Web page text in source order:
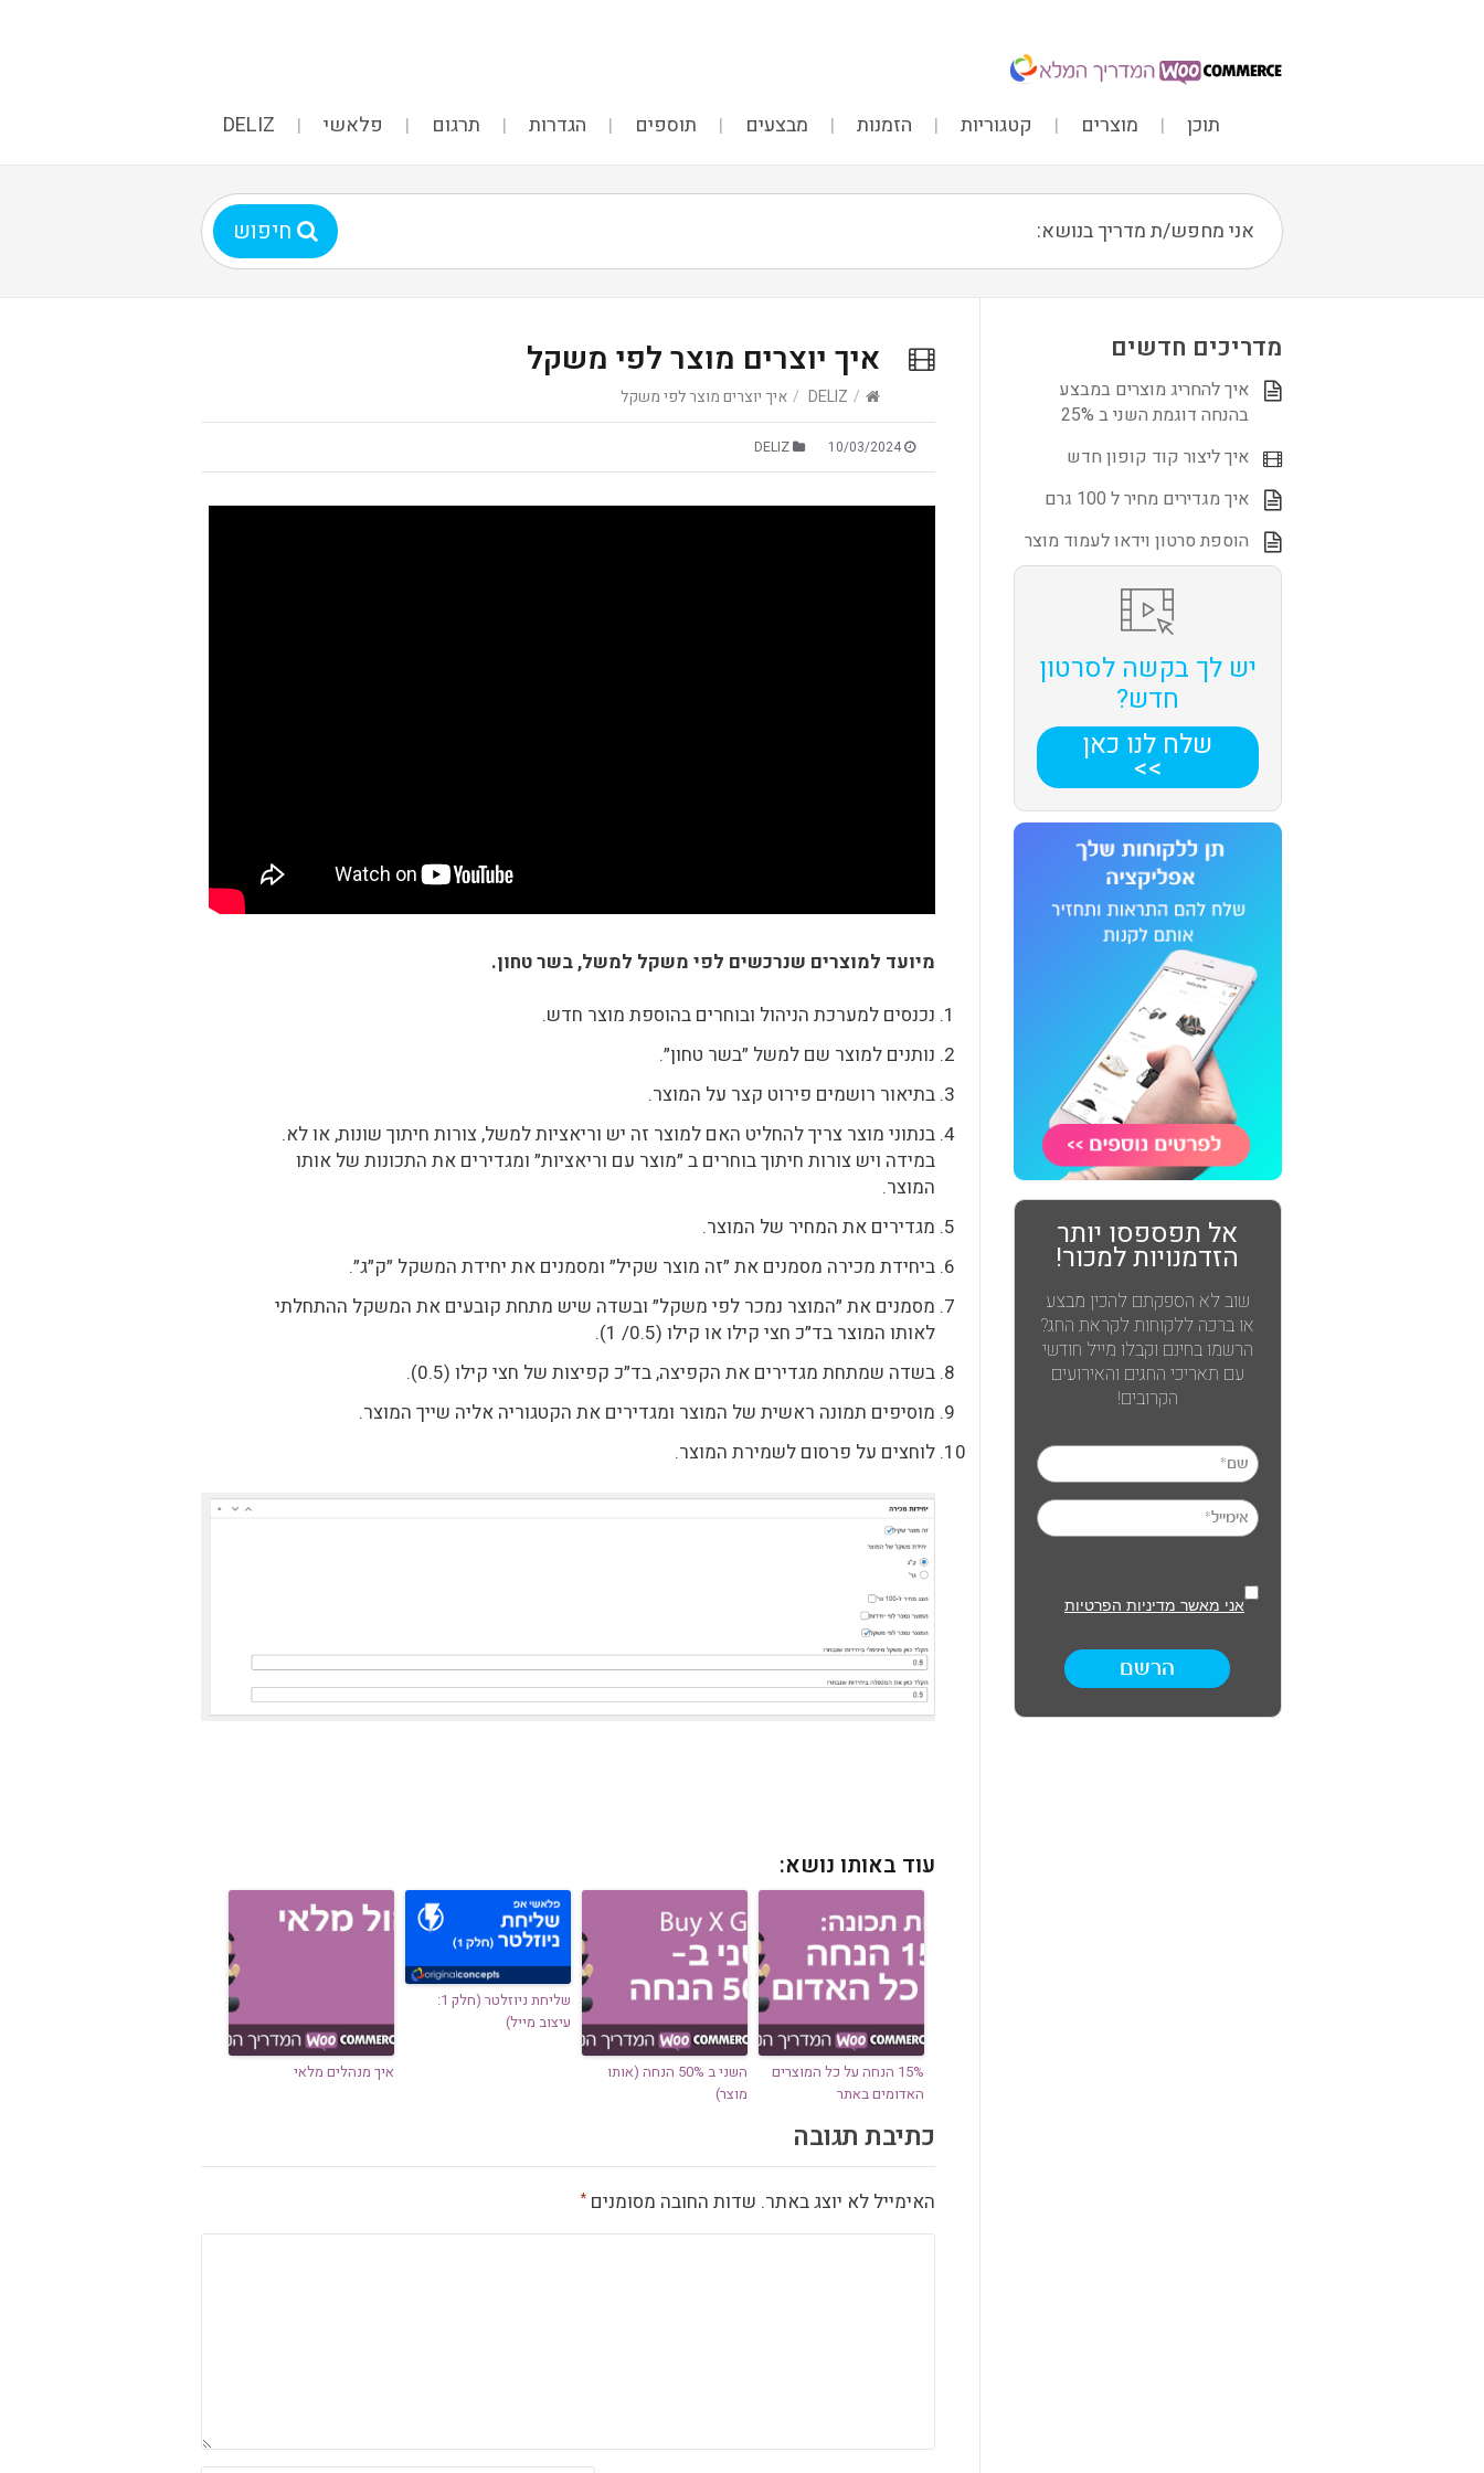
תוכן מוצרים קטגוריות הזמנות מבצעים תוספים הגדרות תרגום פלאשי DELIZ
חיפוש
איך יוצרים מוצר לפי משקל
/
DELIZ
/ איך יוצרים מוצר לפי משקל
10/03/2024
DELIZ
מיועד למוצרים שנרכשים לפי משקל למשל, בשר טחון.
נכנסים למערכת הניהול ובוחרים בהוספת מוצר חדש.
נותנים למוצר שם למשל ״בשר טחון״.
בתיאור רושמים פירוט קצר על המוצר.
בנתוני מוצר צריך להחליט האם למוצר זה יש וריאציות למשל, צורות חיתוך שונות, או לא.
במידה ויש צורות חיתוך בוחרים ב ״מוצר עם וריאציות״ ומגדירים את התכונות של אותו
המוצר.
מגדירים את המחיר של המוצר.
ביחידת מכירה מסמנים את ״זה מוצר שקיל״ ומסמנים את יחידת המשקל ״ק״ג״.
מסמנים את ״המוצר נמכר לפי משקל״ ובשדה שיש מתחת קובעים את המשקל ההתחלתי
לאותו המוצר בד״כ חצי קילו או קילו (0.5/ 1).
בשדה שמתחת מגדירים את הקפיצה, בד״כ קפיצות של חצי קילו (0.5).
מוסיפים תמונה ראשית של המוצר ומגדירים את הקטגוריה אליה שייך המוצר.
לוחצים על פרסום לשמירת המוצר.
עוד באותו נושא:
15% הנחה על כל המוצרים
האדומים באתר
השני ב 50% הנחה (אותו
מוצר)
שליחת ניוזלטר (חלק 1:
עיצוב מייל)
איך מנהלים מלאי
כתיבת תגובה
האימייל לא יוצג באתר. שדות החובה מסומנים*
מדריכים חדשים
איך להחריג מוצרים במבצע
בהנחה דוגמת השני ב 25%
איך ליצור קוד קופון חדש
איך מגדירים מחיר ל 100 גרם
הוספת סרטון וידאו לעמוד מוצר
יש לך בקשה לסרטון
חדש?
שלח לנו כאן
>>
אל תפספסו יותר
הזדמנויות למכור!
שוב לא הספקתם להכין מבצע
או ברכה ללקוחות לקראת החג?
הרשמו בחינם וקבלו מייל חודשי
עם תאריכי החגים והאירועים
הקרובים!
אני מאשר מדיניות הפרטיות
הרשם